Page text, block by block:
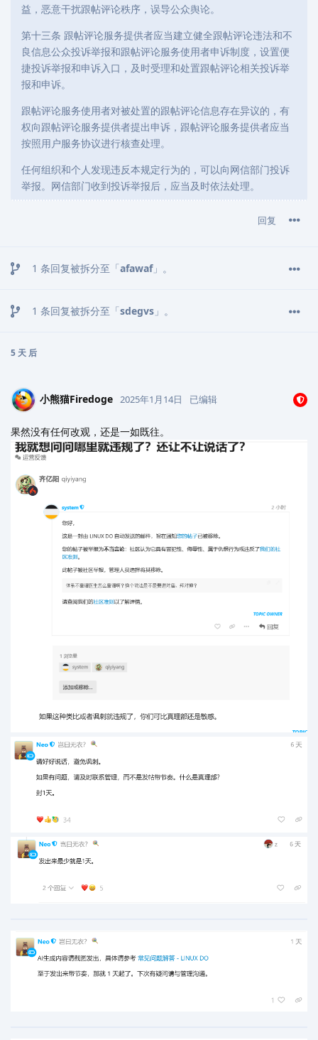
益，恶意干扰跟帖评论秩序，误导公众舆论。
第十三条 跟帖评论服务提供者应当建立健全跟帖评论违法和不
良信息公众投诉举报和跟帖评论服务使用者申诉制度，设置便
捷投诉举报和申诉入口，及时受理和处置跟帖评论相关投诉举
报和申诉。
跟帖评论服务使用者对被处置的跟帖评论信息存在异议的，有
权向跟帖评论服务提供者提出申诉，跟帖评论服务提供者应当
按照用户服务协议进行核查处理。
任何组织和个人发现违反本规定行为的，可以向网信部门投诉
举报。网信部门收到投诉举报后，应当及时依法处理。
回复
1 条回复被拆分至「afawaf」。
1 条回复被拆分至「sdegvs 」。
5 天 后
小熊猫Firedoge 2025年1月14日 已编辑
果然没有任何改观，还是一如既往。